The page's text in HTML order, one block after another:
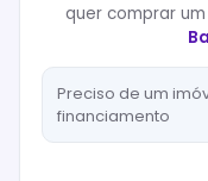
quer comprar
Preciso de um
financiamento